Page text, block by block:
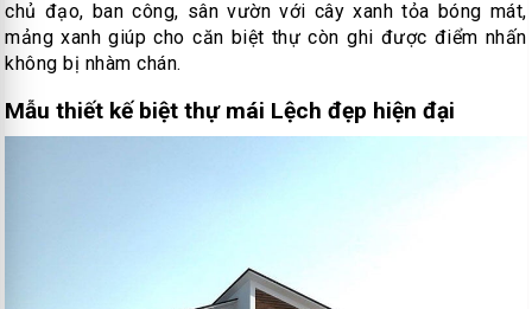
chủ đạo, ban công, sân vườn với cây xanh tỏa bóng mát,
mảng xanh giúp cho căn biệt thự còn ghi được điểm nhấn
không bị nhàm chán.
Mẫu thiết kế biệt thự mái Lệch đẹp hiện đại